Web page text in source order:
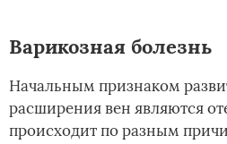
Варикозная болезнь
Начальным признаком
расширения вен являются
происходит по разным